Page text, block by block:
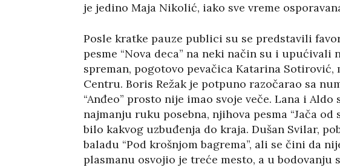
je jedino Maja Nikolić, iako sve vreme
Posle kratke pauze publici su se predstavili
pesme “Nova deca” na neki način su i
spreman, pogotovo pevačica Katarina
Centru. Boris Režak je potpuno razočarao sa
“Anđeo” prosto nije imao svoje veče. Lana i
najmanju ruku posebna, njihova pesma “Jača
bilo kakvog uzbuđenja do kraja. Dušan Svilar,
baladu “Pod krošnjom bagrema”, ali se čini da
plasmanu osvojio je treće mesto, a u